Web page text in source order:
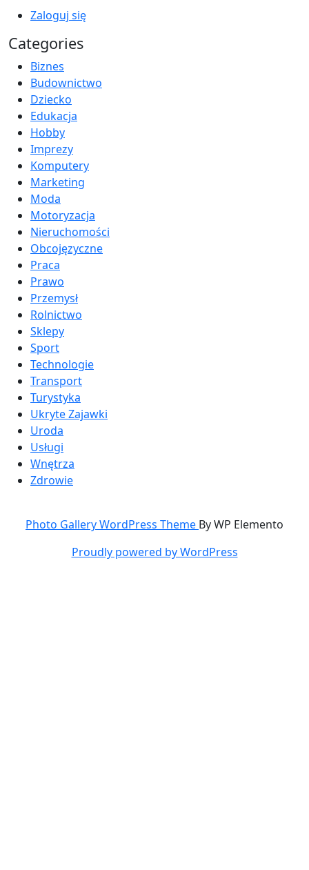
Zaloguj się
Categories
Biznes
Budownictwo
Dziecko
Edukacja
Hobby
Imprezy
Komputery
Marketing
Moda
Motoryzacja
Nieruchomości
Obcojęzyczne
Praca
Prawo
Przemysł
Rolnictwo
Sklepy
Sport
Technologie
Transport
Turystyka
Ukryte Zajawki
Uroda
Usługi
Wnętrza
Zdrowie
Photo Gallery WordPress Theme By WP Elemento
Proudly powered by WordPress